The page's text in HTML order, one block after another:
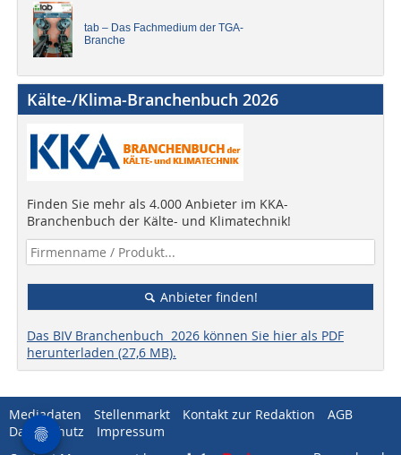
tab – Das Fachmedium der TGA-
Branche
Kälte-/Klima-Branchenbuch 2026
Finden Sie mehr als 4.000 Anbieter im KKA-
Branchenbuch der Kälte- und Klimatechnik!
Anbieter finden!
Das BIV Branchenbuch 2026 können Sie hier als PDF
herunterladen (27,6 MB).
Mediadaten Stellenmarkt Kontakt zur Redaktion
AGB
Datenschutz
Impressum